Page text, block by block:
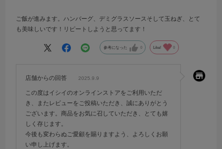
ご飯が進みます。ハンバーグ、デミグラスソースそして玉ねぎ、とて
も美味しいです！リピートしようと思ってます！
参考になった 0 Like! 0
店舗からの回答 2025.9.9
この度はイシイのオンラインストアをご利用いただ
き、またレビューをご投稿いただき、誠にありがとう
ございます。商品をお気に召していただき、とても嬉
しく存じます。
今後も変わらぬご愛顧を賜りますよう、よろしくお願
い申し上げます。